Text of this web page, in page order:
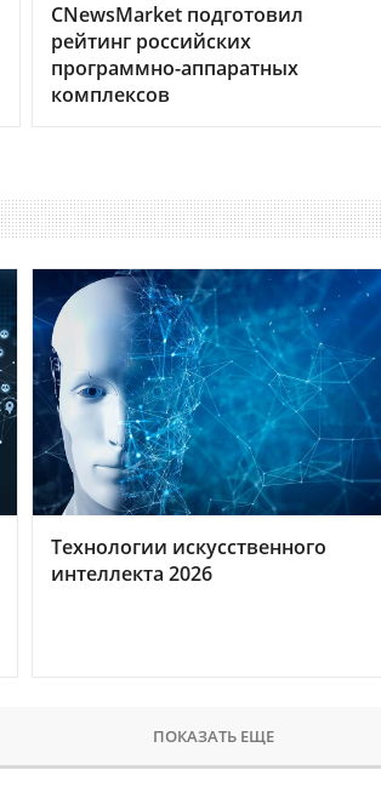
CNewsMarket подготовил
рейтинг российских
программно-аппаратных
комплексов
Технологии искусственного
интеллекта 2026
ПОКАЗАТЬ ЕЩЕ